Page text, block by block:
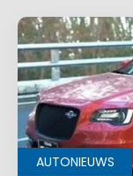
Naam*
AUTONIEUWS